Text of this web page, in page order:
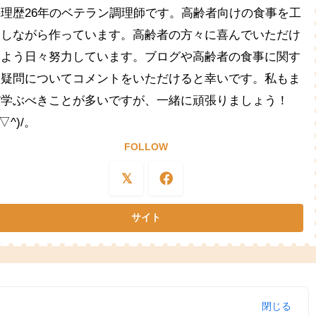
歴26年のベテラン調理師です。高齢者向けの食事を工
ながら作っています。高齢者の方々に喜んでいただけ
う日々努力しています。ブログや高齢者の食事に関す
問についてコメントをいただけると幸いです。私もま
ぶべきことが多いですが、一緒に頑張りましょう！
。
FOLLOW